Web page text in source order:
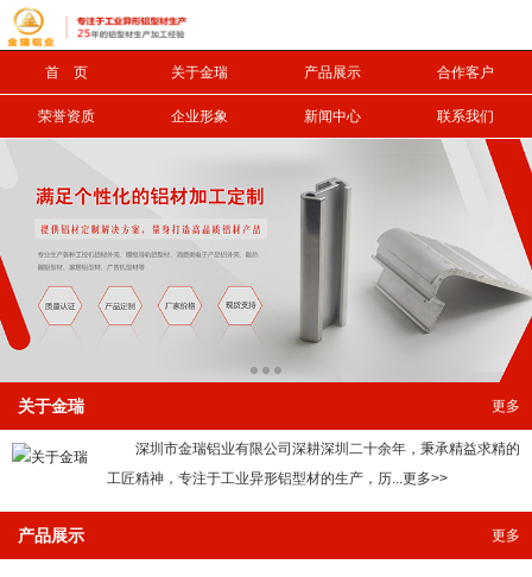
首 页 关于金瑞 产品展示 合作客户
荣誉资质 企业形象 新闻中心 联系我们
更多
关于金瑞
深圳市金瑞铝业有限公司深耕深圳二十余年，秉承精益求精的
工匠精神，专注于工业异形铝型材的生产，历...更多>>
更多
产品展示
信息搜索
搜索